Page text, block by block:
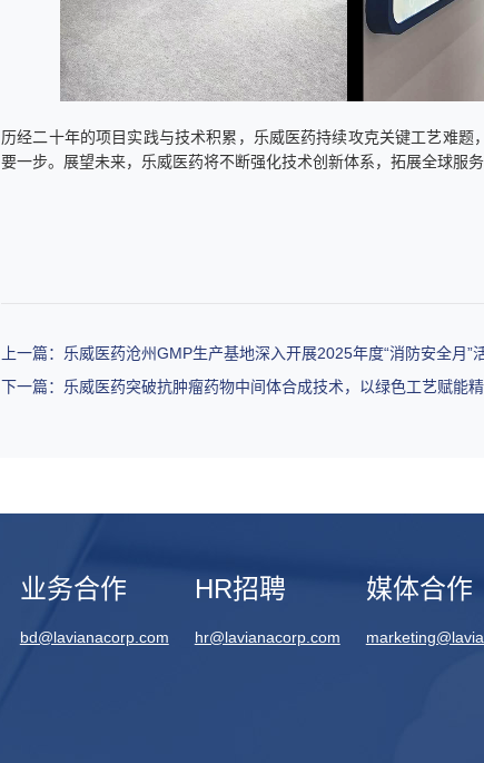
历经二十年的项目实践与技术积累，乐威医药持续攻克关键工艺难
要一步。展望未来，乐威医药将不断强化技术创新体系，拓展全球服
上一篇：乐威医药沧州GMP生产基地深入开展2025年度“消防安全月”
下一篇：乐威医药突破抗肿瘤药物中间体合成技术，以绿色工艺赋能
业务合作
bd@lavianacorp.com
HR招聘
hr@lavianacorp.com
媒体合作